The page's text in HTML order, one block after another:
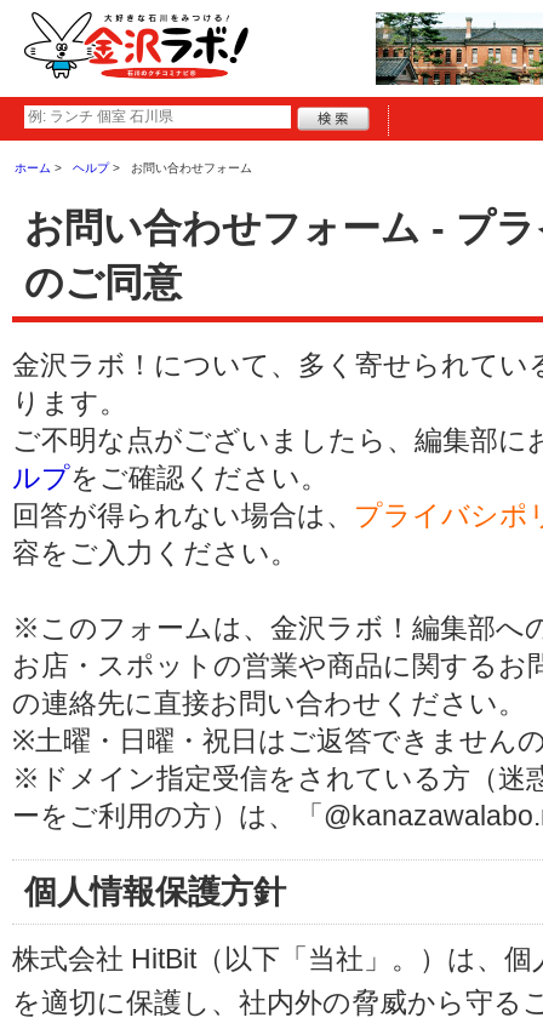
ホーム ヘルプ お問い合わせフォーム
お問い合わせフォーム - プ
のご同意
金沢ラボ！について、多く寄せられてい
ります。
ご不明な点がございましたら、編集部
ルプをご確認ください。
回答が得られない場合は、 プライバシポ
容をご入力ください。
※このフォームは、金沢ラボ！編集部へ
お店・スポットの営業や商品に関する
の連絡先に直接お問い合わせください。
※土曜・日曜・祝日はご返答できません
※ドメイン指定受信をされている方（迷
ーをご利用の方）は、「
個人情報保護方針
株式会社 HitBit（以下「当社」。）は、
を適切に保護し、社内外の脅威から守る